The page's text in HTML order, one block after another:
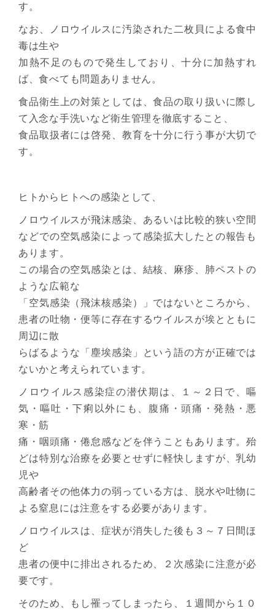
す。
なお、ノロウイルスに汚染された二枚貝による食中
毒は生や
加熱不足のもので発生しており、十分に加熱すれ
ば、食べても問題ありません。
食品衛生上の対策としては、食品の取り扱いに際し
て入念な手洗いなど衛生管理を徹底すること、
食品取扱者には啓発、教育を十分に行う事が大切で
す。
ヒトからヒトへの感染として、
ノロウイルスが飛沫感染、あるいは比較的狭い空間
などでの空気感染によって感染拡大したとの報告も
あります。
この場合の空気感染とは、結核、麻疹、肺ペストの
ような広範な
「空気感染（飛沫核感染）」ではないところから、
患者の吐物・便等に存在するウイルスが埃とともに
周辺に散
らばるような「塵埃感染」という語の方が正確では
ないかと考えられています。
ノロウイルス感染症の潜伏期は、１～２日で、嘔
気・嘔吐・下痢以外にも、腹痛・頭痛・発熱・悪
寒・筋
痛・咽頭痛・倦怠感などを伴うこともあります。殆
どは特別な治療を必要とせずに軽快しますが、乳幼
児や
高齢者その他体力の弱っている方は、脱水や吐物に
よる窒息には注意をする必要があります。
ノロウイルスは、症状が消失した後も３～７日間ほ
ど
患者の便中に排出されるため、２次感染に注意が必
要です。
そのため、もし罹ってしまったら、１週間から１０